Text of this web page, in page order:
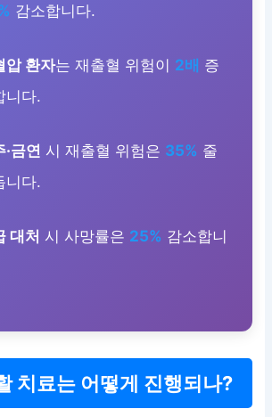
감소합니다.
압 환자는 재출혈 위험이 2배 증
니다.
·금연 시 재출혈 위험은 35% 줄
니다.
대처 시 사망률은 25% 감소합니
치료는 어떻게 진행되나?